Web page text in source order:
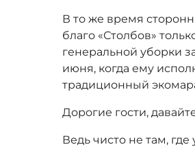
В то же время
благо «Столбов»
генеральной уборки
июня, когда ему
традиционный
Дорогие гости,
Ведь чисто не там,